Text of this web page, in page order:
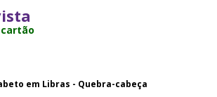
cartão
em Libras - Quebra-cabeça